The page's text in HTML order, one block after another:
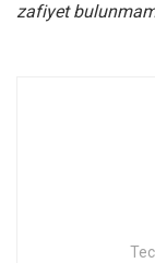
zafiyet